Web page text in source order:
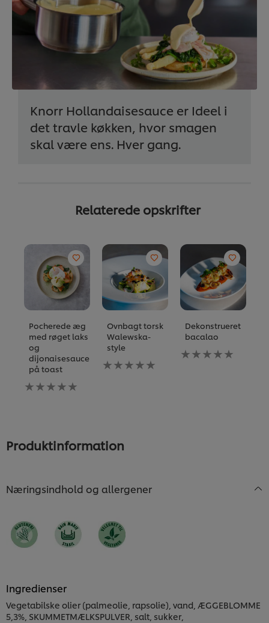
Knorr Hollandaisesauce er Ideel i
det travle køkken, hvor smagen
skal være ens. Hver gang.
Relaterede opskrifter
Pocherede æg
med røget laks
og
dijonaisesauce
på toast
Ingen
bedømmelser
Ovnbagt torsk
Walewska-
style
Ingen
bedømmelser
Dekonstrueret
bacalao
Ingen
bedømmelser
Produktinformation
Næringsindhold og allergener
Ingredienser
Vegetabilske olier (palmeolie, rapsolie), vand, ÆGGEBLOMME
5,3%, SKUMMETMÆLKSPULVER, salt, sukker,